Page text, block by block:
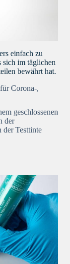
einfach zu
sich im täglichen
bewährt hat.
Corona-,
geschlossenen
der
der Testtinte